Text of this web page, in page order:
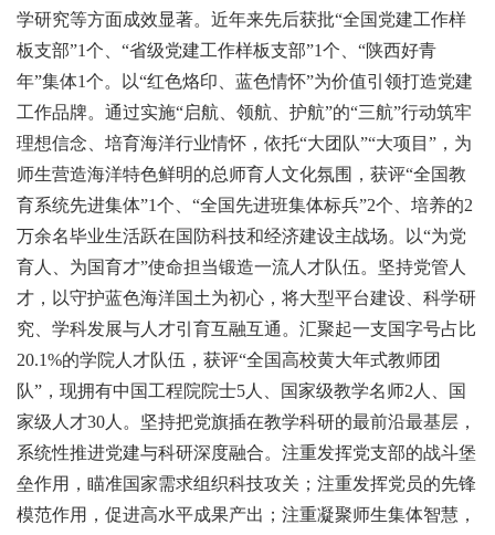
学研究等方面成效显著。近年来先后获批“全国党建工作样
板支部”1个、“省级党建工作样板支部”1个、“陕西好青
年”集体1个。以“红色烙印、蓝色情怀”为价值引领打造党建
工作品牌。通过实施“启航、领航、护航”的“三航”行动筑牢
理想信念、培育海洋行业情怀，依托“大团队”“大项目”，为
师生营造海洋特色鲜明的总师育人文化氛围，获评“全国教
育系统先进集体”1个、“全国先进班集体标兵”2个、培养的2
万余名毕业生活跃在国防科技和经济建设主战场。以“为党
育人、为国育才”使命担当锻造一流人才队伍。坚持党管人
才，以守护蓝色海洋国土为初心，将大型平台建设、科学研
究、学科发展与人才引育互融互通。汇聚起一支国字号占比
20.1%的学院人才队伍，获评“全国高校黄大年式教师团
队”，现拥有中国工程院院士5人、国家级教学名师2人、国
家级人才30人。坚持把党旗插在教学科研的最前沿最基层，
系统性推进党建与科研深度融合。注重发挥党支部的战斗堡
垒作用，瞄准国家需求组织科技攻关；注重发挥党员的先锋
模范作用，促进高水平成果产出；注重凝聚师生集体智慧，